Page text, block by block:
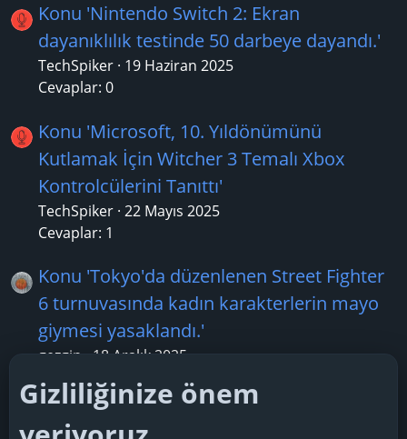
Konu 'Nintendo Switch 2: Ekran
dayanıklılık testinde 50 darbeye dayandı.'
TechSpiker 19 Haziran 2025
Cevaplar: 0
Konu 'Microsoft, 10. Yıldönümünü
Kutlamak İçin Witcher 3 Temalı Xbox
Kontrolcülerini Tanıttı'
TechSpiker 22 Mayıs 2025
Cevaplar: 1
Konu 'Tokyo'da düzenlenen Street Fighter
6 turnuvasında kadın karakterlerin mayo
giymesi yasaklandı.'
gezgin 18 Aralık 2025
Konu 'Apple, en son iOS 18.3 beta
Gizliliğinize önem